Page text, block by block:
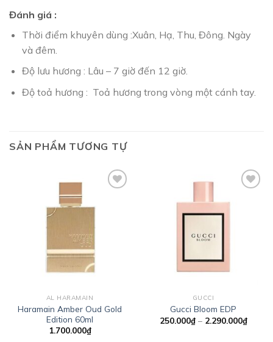
Đánh giá :
Thời điểm khuyên dùng :Xuân, Hạ, Thu, Đông. Ngày
và đêm.
Độ lưu hương : Lâu – 7 giờ đến 12 giờ.
Độ toả hương : Toả hương trong vòng một cánh tay.
SẢN PHẨM TƯƠNG TỰ
AL HARAMAIN
Haramain Amber Oud Gold
Edition 60ml
1.700.000₫
GUCCI
Gucci Bloom EDP
250.000₫ – 2.290.000₫
giá: